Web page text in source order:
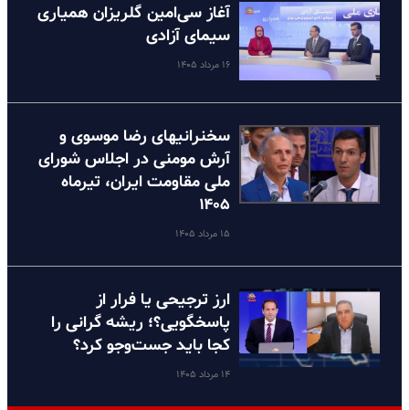
آغاز سی‌امین گلریزان همیاری
سیمای آزادی
۱۶ مرداد ۱۴۰۵
سخنرانیهای رضا موسوی و
آرش مومنی در اجلاس شورای
ملی مقاومت ایران، تیرماه
۱۴۰۵
۱۵ مرداد ۱۴۰۵
ارز ترجیحی یا فرار از
پاسخگویی؟؛ ریشه گرانی را
کجا باید جست‌وجو کرد؟
۱۴ مرداد ۱۴۰۵